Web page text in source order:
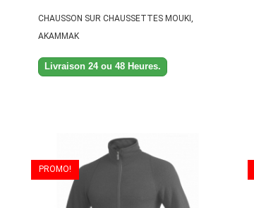
CHAUSSON SUR CHAUSSETTES MOUKI,
AKAMMAK
Livraison 24 ou 48 Heures.
PROMO!